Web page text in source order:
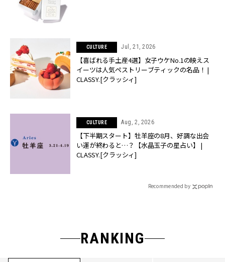
CULTURE Jul, 21, 2026
【喜ばれる手土産4選】女子ウケNo.1の映えス
イーツは人気ペストリーブティックの名品！ |
CLASSY.[クラッシィ]
CULTURE Aug, 2, 2026
【下半期スタート】牡羊座の8月、好調な出会
い運が終わると…？【水晶玉子の星占い】 |
CLASSY.[クラッシィ]
Recommended by
RANKING